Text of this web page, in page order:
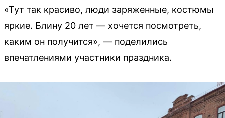
«Тут так красиво, люди заряженные, костюмы
яркие. Блину 20 лет — хочется посмотреть,
каким он получится», — поделились
впечатлениями участники праздника.